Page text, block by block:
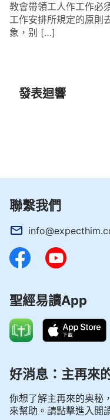
教會帶領工人作工作必
工作安排所規定的原則
象，别 […]
發表迴響
聯繫我們
聖經易讀App
好消息：主再來
你想了解主再來的奥秘
來幫助。請點擊進入閲